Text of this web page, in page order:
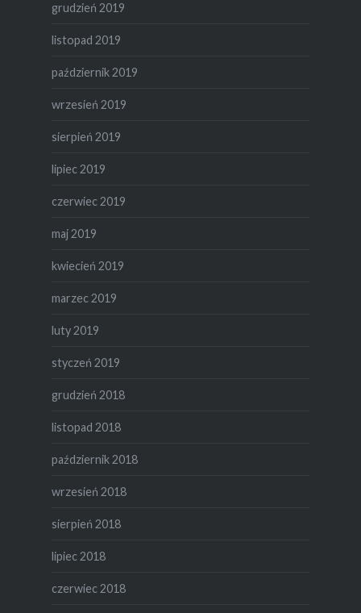
grudzień 2019
listopad 2019
październik 2019
wrzesień 2019
sierpień 2019
lipiec 2019
czerwiec 2019
maj 2019
kwiecień 2019
marzec 2019
luty 2019
styczeń 2019
grudzień 2018
listopad 2018
październik 2018
wrzesień 2018
sierpień 2018
lipiec 2018
czerwiec 2018